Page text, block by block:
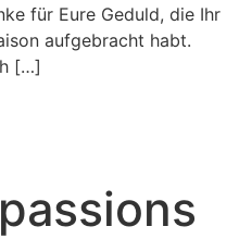
für Eure Geduld, die Ihr
aufgebracht habt.
[…]
passions